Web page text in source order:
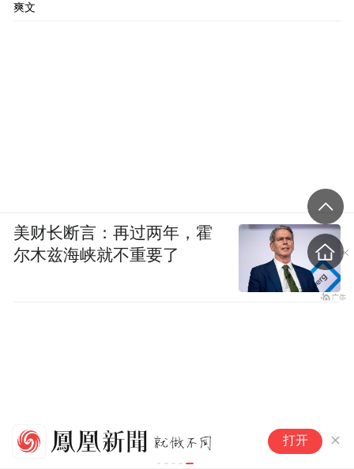
打开
爽文
美财长断言：再过两年，霍
尔木兹海峡就不重要了